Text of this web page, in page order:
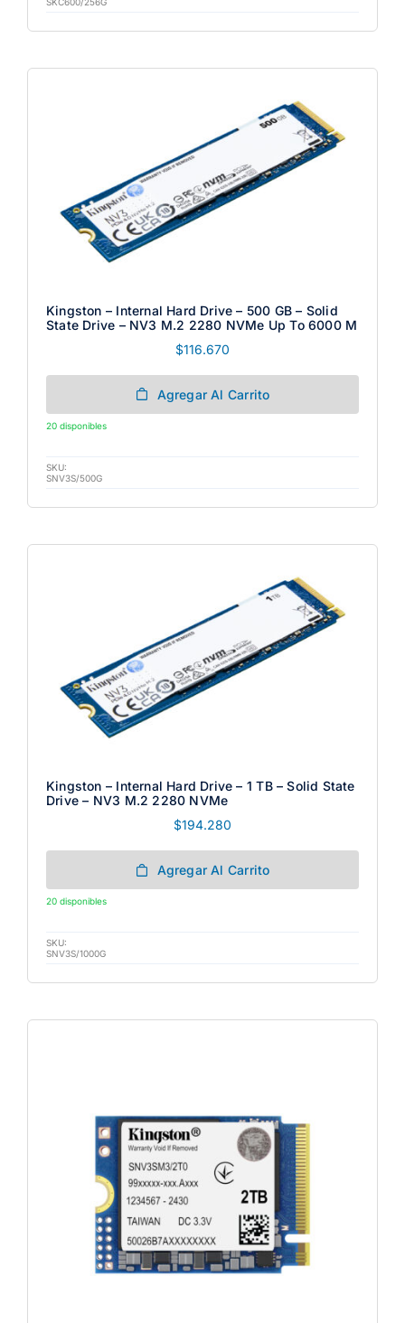
SKC600/256G
Kingston – Internal Hard Drive – 500 GB – Solid
State Drive – NV3 M.2 2280 NVMe Up To 6000 M
$116.670
Agregar Al Carrito
20 disponibles
SKU:
SNV3S/500G
Kingston – Internal Hard Drive – 1 TB – Solid State
Drive – NV3 M.2 2280 NVMe
$194.280
Agregar Al Carrito
20 disponibles
SKU:
SNV3S/1000G